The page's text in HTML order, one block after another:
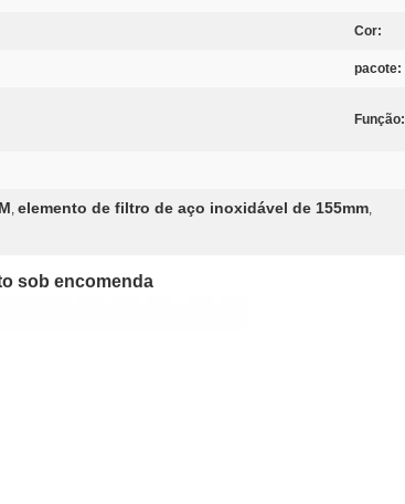
Cor:
pacote:
Função:
, elemento de filtro de aço inoxidável de 155mm,
sob encomenda